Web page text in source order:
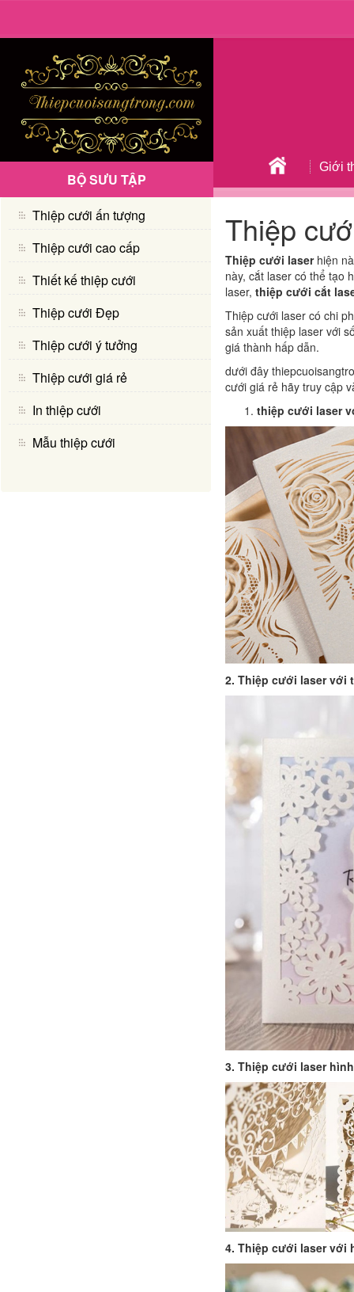
Giới
BỘ SƯU TẬP
Thiệp cưới ấn tượng
Thiệp cưới cao cấp
Thiết kế thiệp cưới
Thiệp cưới Đẹp
Thiệp cưới ý tưởng
Thiệp cưới giá rẻ
In thiệp cưới
Mẫu thiệp cưới
Thiệp
Thiệp cưới laserhiện
này, cắt laser có thể tạo
laser, thiệp cưới cắt
Thiệp cưới laser có chi
sản xuất thiệp laser với
giá thành hấp dẫn.
dưới đây
cưới giá rẻ hãy truy cập
thiệp cưới laser
2. Thiệp cưới laser với
3. Thiệp cưới laser
4. Thiệp cưới laser với